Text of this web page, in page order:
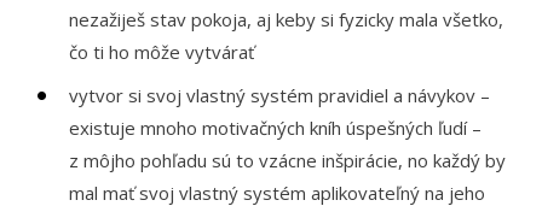
nezažiješ stav pokoja, aj keby si fyzicky mala všetko,
čo ti ho môže vytvárať
vytvor si svoj vlastný systém pravidiel a návykov –
existuje mnoho motivačných kníh úspešných ľudí –
z môjho pohľadu sú to vzácne inšpirácie, no každý by
mal mať svoj vlastný systém aplikovateľný na jeho